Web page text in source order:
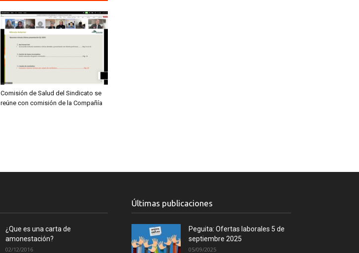
Comisión de Salud del Sindicato se
reúne con comisión de la Compañía
¿Que es una carta de
amonestación?
02/12/2016
Últimas publicaciones
Peguita: Ofertas laborales 5 de
septiembre 2025
05/09/2025